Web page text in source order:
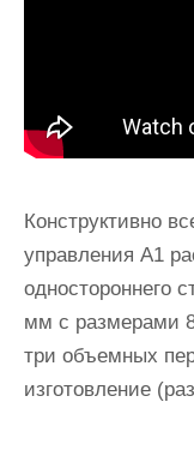
Конструктивно
управления А1
одностороннего
мм с размерами
три объемных
изготовление